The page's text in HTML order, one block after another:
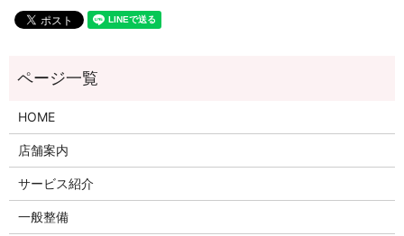
HOME
店舗案内
サービス紹介
一般整備